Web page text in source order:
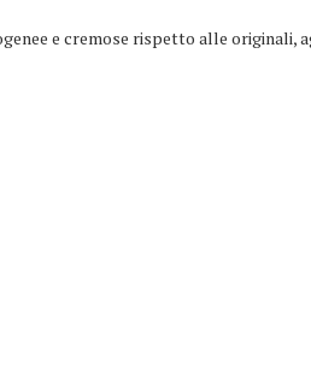
e cremose rispetto alle originali,